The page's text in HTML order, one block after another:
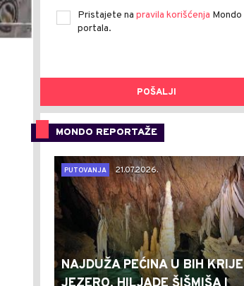
Pristajete na pravila korišćenja Mondo
portala.
POŠALJI
MONDO REPORTAŽE
PUTOVANJA
21.07.2026.
NAJDUŽA PEĆINA U BIH KRIJE